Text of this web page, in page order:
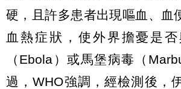
硬，且許多患者出現嘔血、血
血熱症狀，使外界擔憂是
（Ebola）或馬堡病毒（
過，WHO強調，經檢測後，